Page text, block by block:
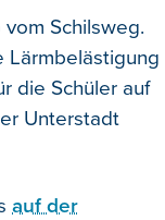
Schilsweg.
Lärmbelästigung
die Schüler auf
Unterstadt
auf der